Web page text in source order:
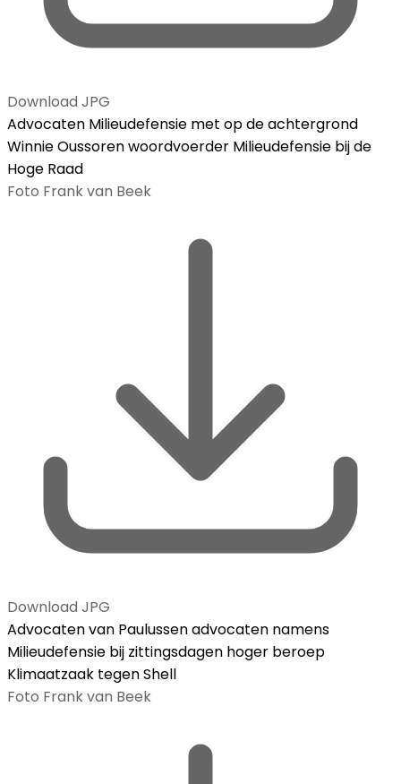
Download JPG
Advocaten Milieudefensie met op de achtergrond
Winnie Oussoren woordvoerder Milieudefensie bij de
Hoge Raad
Foto Frank van Beek
Download JPG
Advocaten van Paulussen advocaten namens
Milieudefensie bij zittingsdagen hoger beroep
Klimaatzaak tegen Shell
Foto Frank van Beek